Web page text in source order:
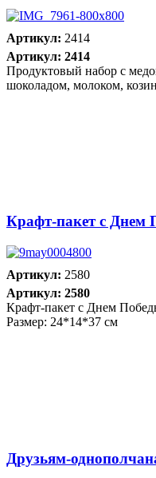
Артикул: 2414
Артикул: 2414
Продуктовый набор с
шоколадом, молоком,
Крафт-пакет с Днем
Артикул: 2580
Артикул: 2580
Крафт-пакет с Днем
Размер: 24*14*37 см
Друзьям-